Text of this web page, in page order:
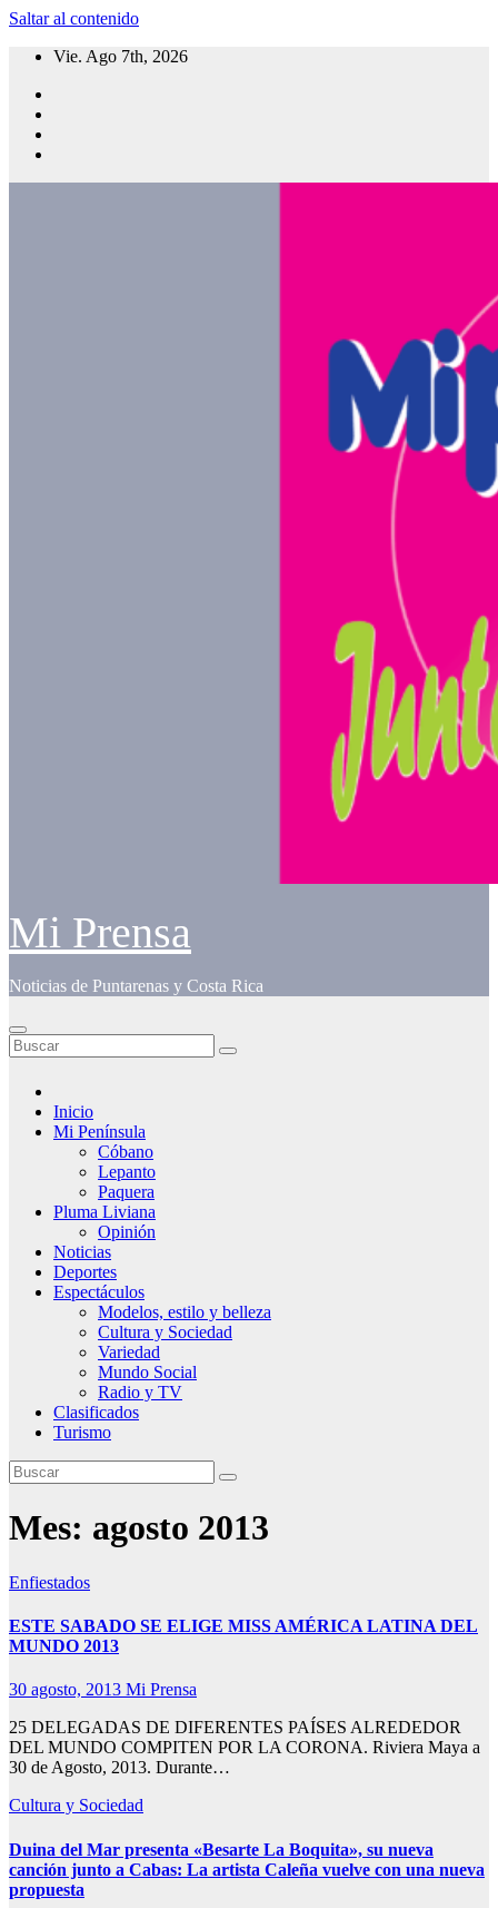
Saltar al contenido
Vie. Ago 7th, 2026
Mi Prensa
Noticias de Puntarenas y Costa Rica
Inicio
Mi Península
Cóbano
Lepanto
Paquera
Pluma Liviana
Opinión
Noticias
Deportes
Espectáculos
Modelos, estilo y belleza
Cultura y Sociedad
Variedad
Mundo Social
Radio y TV
Clasificados
Turismo
Mes: agosto 2013
Enfiestados
ESTE SABADO SE ELIGE MISS AMÉRICA LATINA DEL
MUNDO 2013
30 agosto, 2013 Mi Prensa
25 DELEGADAS DE DIFERENTES PAÍSES ALREDEDOR
DEL MUNDO COMPITEN POR LA CORONA. Riviera Maya a
30 de Agosto, 2013. Durante…
Cultura y Sociedad
Duina del Mar presenta «Besarte La Boquita», su nueva
canción junto a Cabas: La artista Caleña vuelve con una nueva
propuesta